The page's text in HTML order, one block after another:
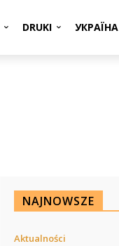
DRUKI УКРАЇНА
NAJNOWSZE
Aktualności